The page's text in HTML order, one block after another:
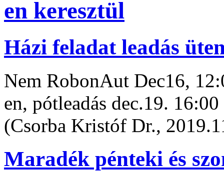
Házi feladat leadás
Nem RobonAut Dec16,
en, pótleadás dec.19.
(Csorba Kristóf Dr.,
Maradék pénteki és